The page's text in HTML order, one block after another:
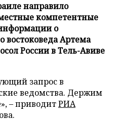
направило
компетентные
о
востоковеда Артема
России в Тель-Авиве
запрос в
ведомства. Держим
– приводитРИА